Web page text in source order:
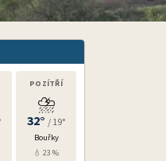
POZÍTŘÍ
⛈️
32° / 19°
Bouřky
💧 23 %